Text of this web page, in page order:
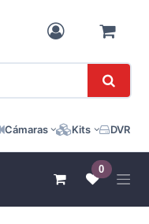
Cámaras Kits DVR /
0